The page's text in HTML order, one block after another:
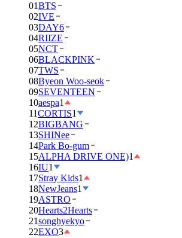
01BTS
02IVE
03DAY6
04RIIZE
05NCT
06BLACKPINK
07TWS
08Byeon Woo-seok
09SEVENTEEN
10aespa1
11CORTIS1
12BIGBANG
13SHINee
14Park Bo-gum
15ALPHA DRIVE ONE)1
16IU1
17Stray Kids1
18NewJeans1
19ASTRO
20Hearts2Hearts
21songhyekyo
22EXO3